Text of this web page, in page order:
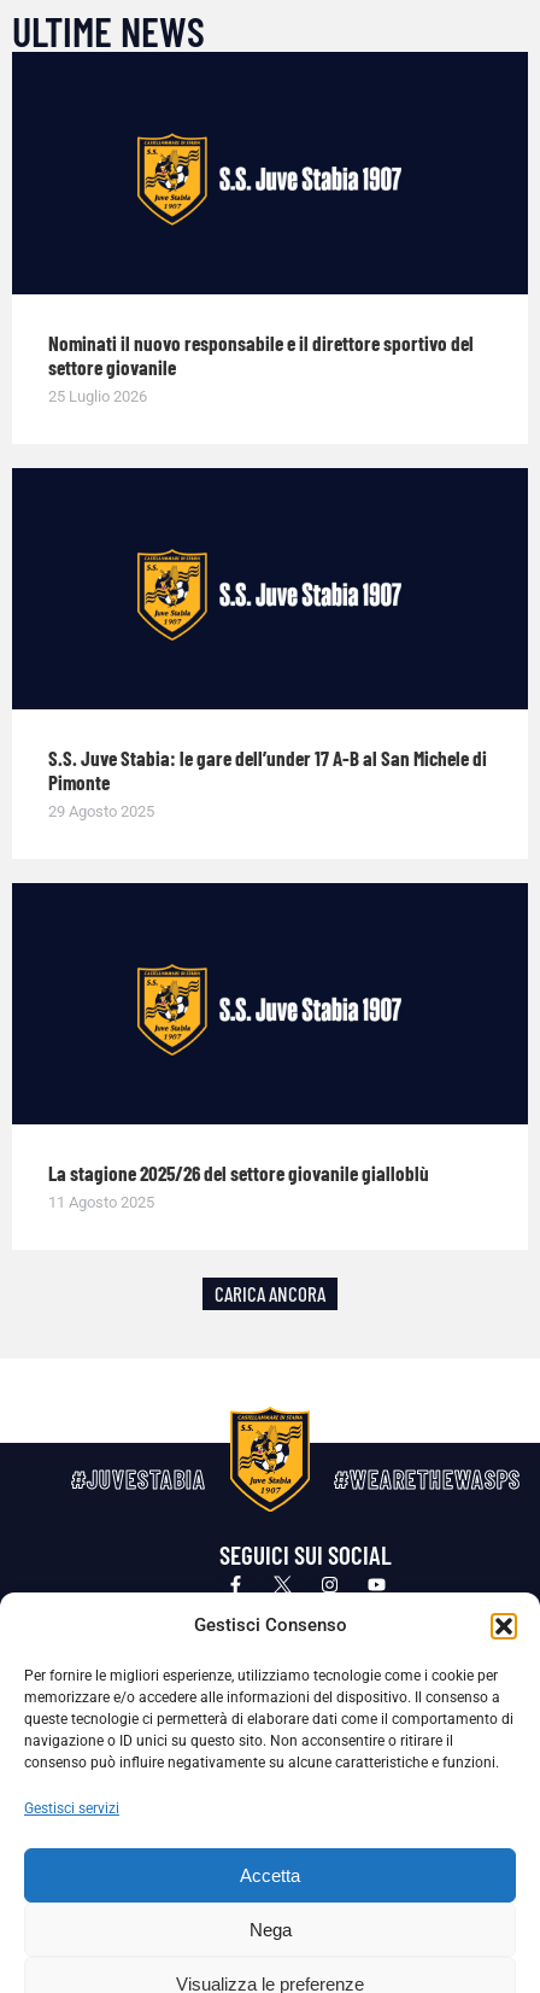
Gestisci Consenso
Per fornire le migliori esperienze, utilizziamo tecnologie come i cookie per
memorizzare e/o accedere alle informazioni del dispositivo. Il consenso a
queste tecnologie ci permetterà di elaborare dati come il comportamento di
navigazione o ID unici su questo sito. Non acconsentire o ritirare il
consenso può influire negativamente su alcune caratteristiche e funzioni.
Gestisci servizi
Accetta
Nega
Visualizza le preferenze
ULTIME NEWS
Nominati il nuovo responsabile e il direttore sportivo del
settore giovanile
25 Luglio 2026
S.S. Juve Stabia: le gare dell’under 17 A-B al San Michele di
Pimonte
29 Agosto 2025
La stagione 2025/26 del settore giovanile gialloblù
11 Agosto 2025
CARICA ANCORA
#JUVESTABIA #WEARETHEWASPS
SEGUICI SUI SOCIAL
Privacy Policy Cookie Policy
La Società ha nominato il Responsabile della Protezione dei Dati Personali (DPO), figura specializzata che vigila sulle modalità
adottate dalla nostra Società per tutelare i Suoi dati personali.
Per contattare il DPO può scrivere a
La Società ha inoltre adottato un proprio Codice Etico, consultabile al seguente link: